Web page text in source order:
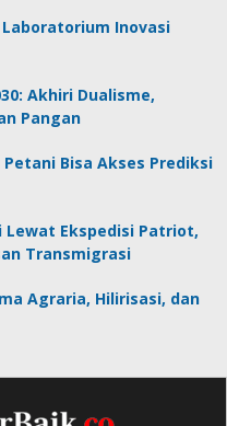
Inovasi
Akhiri Dualisme,
Pangan
Bisa Akses Prediksi
Lewat Ekspedisi Patriot,
Transmigrasi
Agraria, Hilirisasi, dan